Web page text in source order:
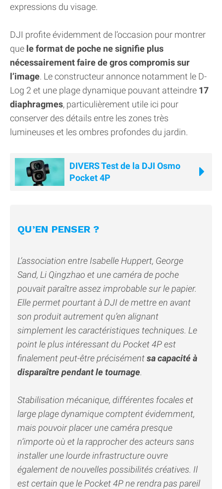
expressions du visage.
DJI profite évidemment de l’occasion pour montrer
que le format de poche ne signifie plus
nécessairement faire de gros compromis sur
l’image. Le constructeur annonce notamment le D-
Log 2 et une plage dynamique pouvant atteindre 17
diaphragmes, particulièrement utile ici pour
conserver des détails entre les zones très
lumineuses et les ombres profondes du jardin.
DIVERS Test de la DJI Osmo
Pocket 4P
QU’EN PENSER ?
L’association entre Isabelle Huppert, George
Sand, Li Qingzhao et une caméra de poche
pouvait paraître assez improbable sur le papier.
Elle permet pourtant à DJI de mettre en avant
son produit autrement qu’en alignant
simplement les caractéristiques techniques. Le
point le plus intéressant du Pocket 4P est
finalement peut-être précisémentsa capacité à
disparaître pendant le tournage.
Stabilisation mécanique, différentes focales et
large plage dynamique comptent évidemment,
mais pouvoir placer une caméra presque
n’importe où et la rapprocher des acteurs sans
installer une lourde infrastructure ouvre
également de nouvelles possibilités créatives. Il
est certain que le Pocket 4P ne rendra pas pareil